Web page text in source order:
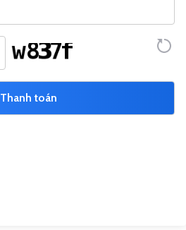
Thanh toán